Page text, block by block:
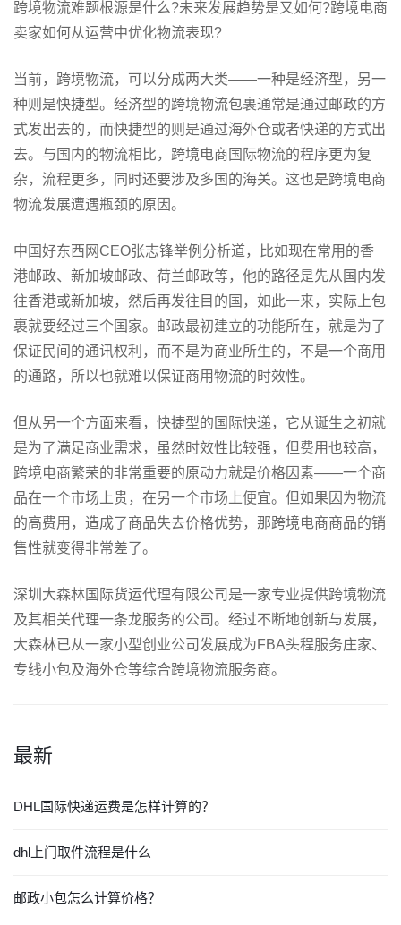
跨境物流难题根源是什么?未来发展趋势是又如何?跨境电商
卖家如何从运营中优化物流表现?
当前，跨境物流，可以分成两大类——一种是经济型，另一
种则是快捷型。经济型的跨境物流包裹通常是通过邮政的方
式发出去的，而快捷型的则是通过海外仓或者快递的方式出
去。与国内的物流相比，跨境电商国际物流的程序更为复
杂，流程更多，同时还要涉及多国的海关。这也是跨境电商
物流发展遭遇瓶颈的原因。
中国好东西网CEO张志锋举例分析道，比如现在常用的香
港邮政、新加坡邮政、荷兰邮政等，他的路径是先从国内发
往香港或新加坡，然后再发往目的国，如此一来，实际上包
裹就要经过三个国家。邮政最初建立的功能所在，就是为了
保证民间的通讯权利，而不是为商业所生的，不是一个商用
的通路，所以也就难以保证商用物流的时效性。
但从另一个方面来看，快捷型的国际快递，它从诞生之初就
是为了满足商业需求，虽然时效性比较强，但费用也较高，
跨境电商繁荣的非常重要的原动力就是价格因素——一个商
品在一个市场上贵，在另一个市场上便宜。但如果因为物流
的高费用，造成了商品失去价格优势，那跨境电商商品的销
售性就变得非常差了。
深圳大森林国际货运代理有限公司是一家专业提供跨境物流
及其相关代理一条龙服务的公司。经过不断地创新与发展，
大森林已从一家小型创业公司发展成为FBA头程服务庄家、
专线小包及海外仓等综合跨境物流服务商。
最新
DHL国际快递运费是怎样计算的？
dhl上门取件流程是什么
邮政小包怎么计算价格？